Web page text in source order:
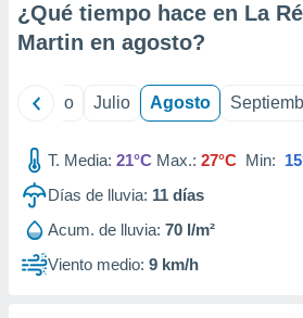
¿Qué tiempo hace en La
Martin en agosto?
Junio Julio Agosto
T. Media: 21°C Max.: 27°C Min:
Días de lluvia: 11 días
Acum. de lluvia: 70 l/m²
Viento medio: 9 km/h